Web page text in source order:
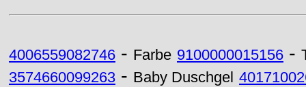
4006559082746 - Farbe 9100000015156 -
3574660099263 - Baby Duschgel